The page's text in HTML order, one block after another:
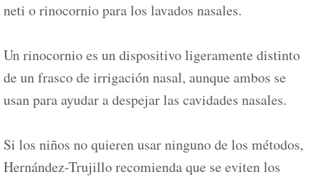
neti o rinocornio para los lavados nasales.
Un rinocornio es un dispositivo ligeramente distinto
de un frasco de irrigación nasal, aunque ambos se
usan para ayudar a despejar las cavidades nasales.
Si los niños no quieren usar ninguno de los métodos,
Hernández-Trujillo recomienda que se eviten los